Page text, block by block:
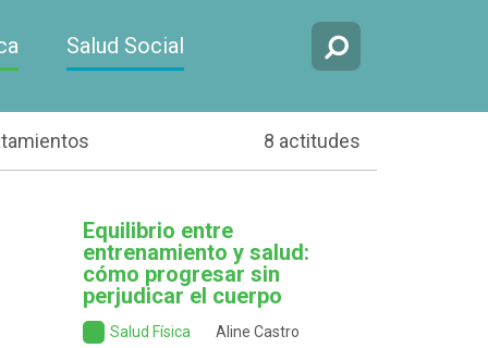
Salud Social
8 actitudes
Equilibrio entre
entrenamiento y salud:
cómo progresar sin
perjudicar el cuerpo
Salud Física Aline Castro